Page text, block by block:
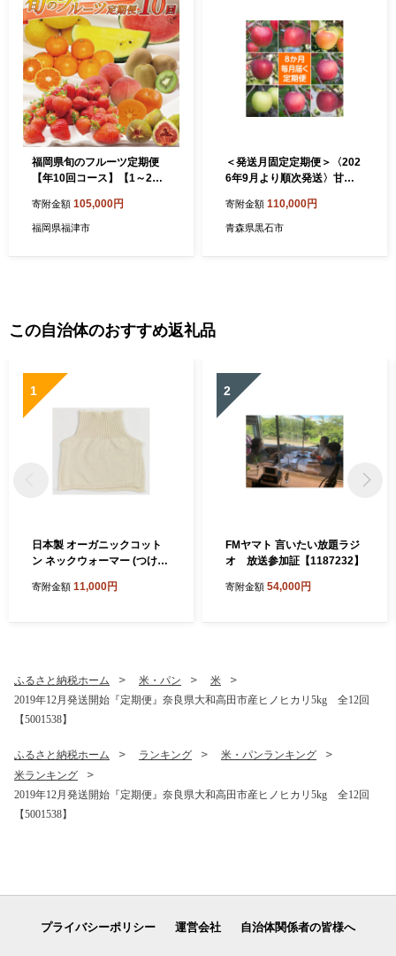
福岡県旬のフルーツ定期便
【年10回コース】【1～2月
寄附金額 105,000円
福岡県福津市
＜発送月固定定期便＞〈202
6年9月より順次発送〉甘味
8回【4051702】
寄附金額 110,000円
青森県黒石市
この自治体のおすすめ返礼品
1
日本製 オーガニックコット
ン ネックウォーマー (つけ
065】
寄附金額 11,000円
2
FMヤマト 言いたい放題ラジ
オ 放送参加証【1187232】
寄附金額 54,000円
ふるさと納税ホーム 米・パン
米
2019年12月発送開始『定期便』奈良県大和高田市産ヒノヒカリ5kg 全12回
【5001538】
ふるさと納税ホーム ランキング
米・パンランキング
米ランキング
2019年12月発送開始『定期便』奈良県大和高田市産ヒノヒカリ5kg 全12回
【5001538】
プライバシーポリシー 運営会社 自治体関係者の皆様へ